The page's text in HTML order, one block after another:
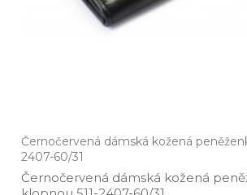
Černočervená dámská kožená
2407-60/31
Černočervená dámská kožená